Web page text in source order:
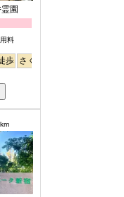
園
料
歩 さくら